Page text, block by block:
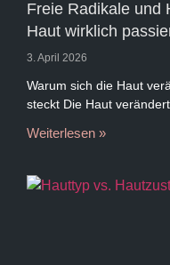
Freie Radikale und
Haut wirklich
3. April 2026
Warum sich die Haut
steckt Die Haut
Weiterlesen »